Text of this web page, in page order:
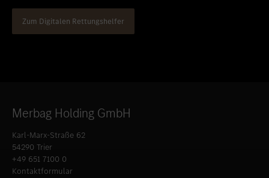
Zum Digitalen Rettungshelfer
Merbag Holding GmbH
Karl-Marx-Straße 62
54290 Trier
+49 651 7100 0
Kontaktformular